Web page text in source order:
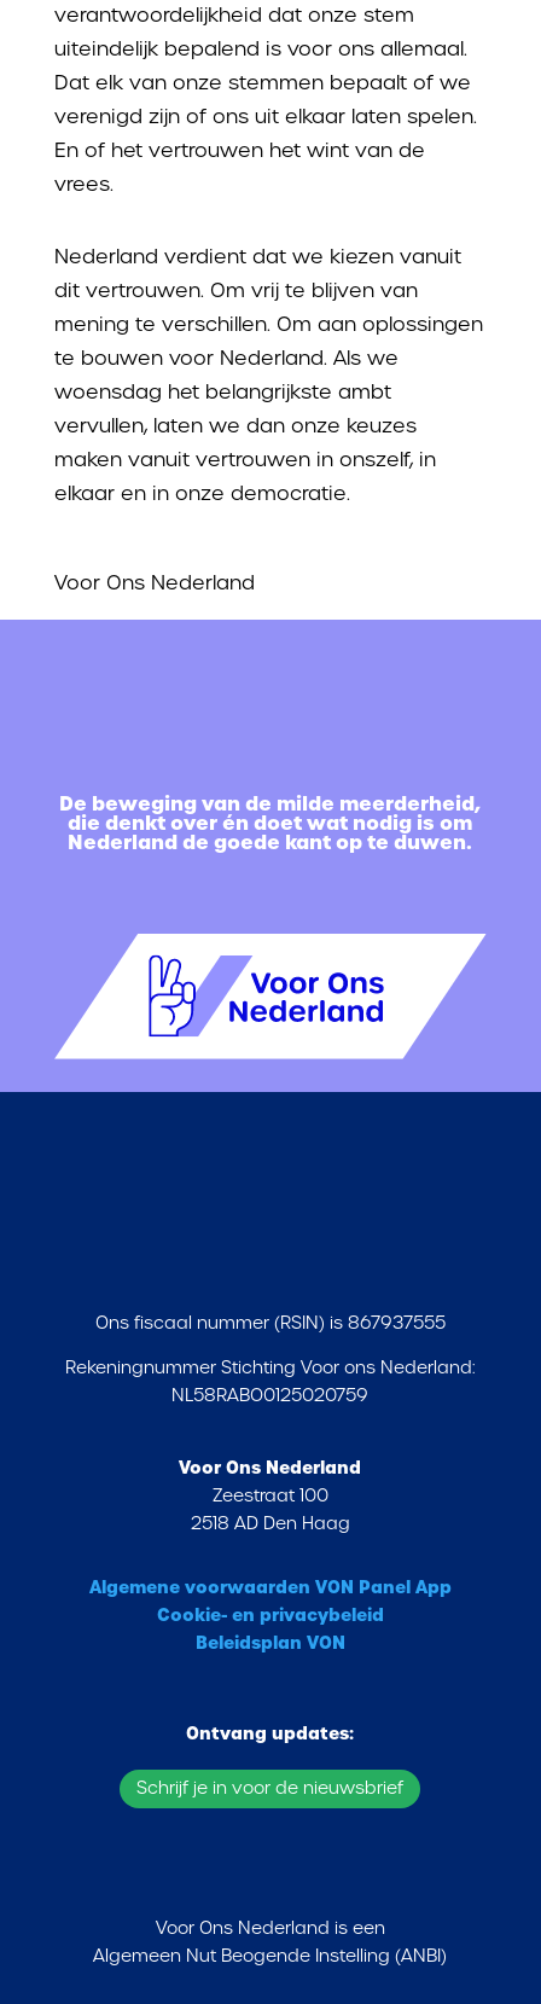
verantwoordelijkheid dat onze stem
uiteindelijk bepalend is voor ons allemaal.
Dat elk van onze stemmen bepaalt of we
verenigd zijn of ons uit elkaar laten spelen.
En of het vertrouwen het wint van de
vrees.
Nederland verdient dat we kiezen vanuit
dit vertrouwen. Om vrij te blijven van
mening te verschillen. Om aan oplossingen
te bouwen voor Nederland. Als we
woensdag het belangrijkste ambt
vervullen, laten we dan onze keuzes
maken vanuit vertrouwen in onszelf, in
elkaar en in onze democratie.
Voor Ons Nederland
De beweging van de milde meerderheid,
die denkt over én doet wat nodig is om
Nederland de goede kant op te duwen.
Ons fiscaal nummer (RSIN) is 867937555
Rekeningnummer Stichting Voor ons Nederland:
NL58RABO0125020759
Voor Ons Nederland
Zeestraat 100
2518 AD Den Haag
Algemene voorwaarden VON Panel App
Cookie- en privacybeleid
Beleidsplan VON
Ontvang updates:
Schrijf je in voor de nieuwsbrief
Voor Ons Nederland is een
Algemeen Nut Beogende Instelling (ANBI)